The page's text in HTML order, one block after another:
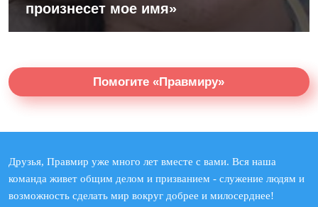
произнесет мое имя»
Помогите «Правмиру»
Друзья, Правмир уже много лет вместе с вами. Вся наша
команда живет общим делом и призванием - служение людям и
возможность сделать мир вокруг добрее и милосерднее!